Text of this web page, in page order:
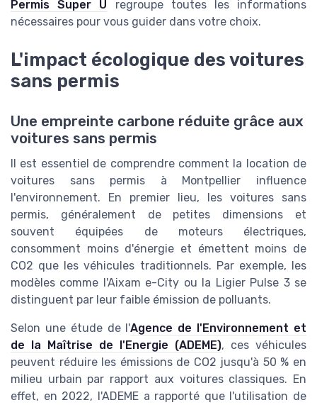
Permis Super U regroupe toutes les informations
nécessaires pour vous guider dans votre choix.
L'impact écologique des voitures
sans permis
Une empreinte carbone réduite grâce aux
voitures sans permis
Il est essentiel de comprendre comment la location de
voitures sans permis à Montpellier influence
l'environnement. En premier lieu, les voitures sans
permis, généralement de petites dimensions et
souvent équipées de moteurs électriques,
consomment moins d'énergie et émettent moins de
CO2 que les véhicules traditionnels. Par exemple, les
modèles comme l'Aixam e-City ou la Ligier Pulse 3 se
distinguent par leur faible émission de polluants.
Selon une étude de l'Agence de l'Environnement et
de la Maîtrise de l'Energie (ADEME), ces véhicules
peuvent réduire les émissions de CO2 jusqu'à 50 % en
milieu urbain par rapport aux voitures classiques. En
effet, en 2022, l'ADEME a rapporté que l'utilisation de